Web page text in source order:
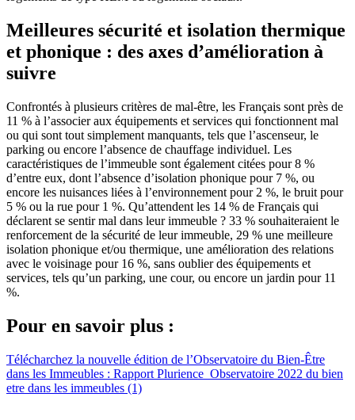
Meilleures sécurité et isolation thermique
et phonique : des axes d’amélioration à
suivre
Confrontés à plusieurs critères de mal-être, les Français sont près de
11 % à l’associer aux équipements et services qui fonctionnent mal
ou qui sont tout simplement manquants, tels que l’ascenseur, le
parking ou encore l’absence de chauffage individuel. Les
caractéristiques de l’immeuble sont également citées pour 8 %
d’entre eux, dont l’absence d’isolation phonique pour 7 %, ou
encore les nuisances liées à l’environnement pour 2 %, le bruit pour
5 % ou la rue pour 1 %. Qu’attendent les 14 % de Français qui
déclarent se sentir mal dans leur immeuble ? 33 % souhaiteraient le
renforcement de la sécurité de leur immeuble, 29 % une meilleure
isolation phonique et/ou thermique, une amélioration des relations
avec le voisinage pour 16 %, sans oublier des équipements et
services, tels qu’un parking, une cour, ou encore un jardin pour 11
%.
Pour en savoir plus :
Télécharchez la nouvelle édition de l’Observatoire du Bien-Être
dans les Immeubles : Rapport Plurience_Observatoire 2022 du bien
etre dans les immeubles (1)